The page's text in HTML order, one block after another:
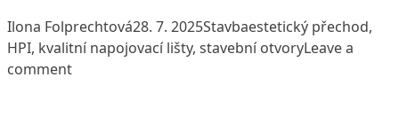
Posted by
Ilona Folprechtová28. 7. 2025Posted in
StavbaTags:
estetický přechod,
HPI, kvalitní napojovací lišty, stavební otvoryLeave a
commenton O kvalitních napojovacích lištách nebudete